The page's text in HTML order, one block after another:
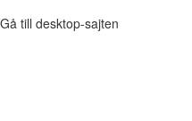
Gå till desktop-sajten